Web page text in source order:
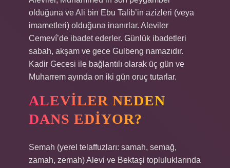
olduğuna ve Ali bin Ebu Talib’in azizleri (veya
imametleri) olduğuna inanırlar. Aleviler
Cemeví’de ibadet ederler. Günlük ibadetleri
sabah, akşam ve gece Gulbeng namazıdır.
Kadir Gecesi ile bağlantılı olarak üç gün ve
Muharrem ayında on iki gün oruç tutarlar.
ALEVILER NEDEN
DANS EDIYOR?
Semah (yerel telaffuzları: samah, semağ,
zamah, zemah) Alevi ve Bektaşi topluluklarında